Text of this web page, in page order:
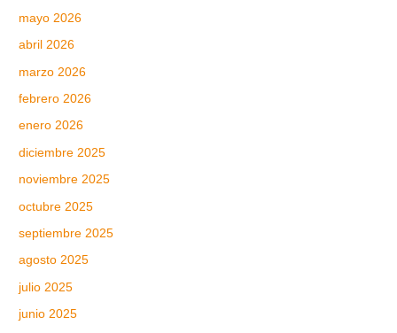
mayo 2026
abril 2026
marzo 2026
febrero 2026
enero 2026
diciembre 2025
noviembre 2025
octubre 2025
septiembre 2025
agosto 2025
julio 2025
junio 2025